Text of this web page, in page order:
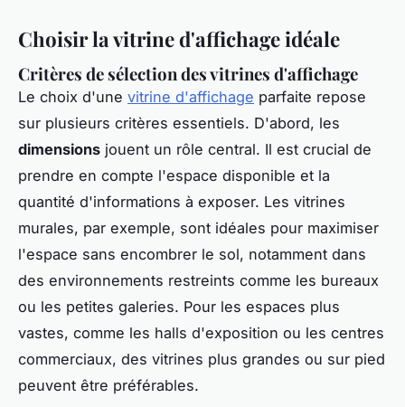
Choisir la vitrine d'affichage idéale
Critères de sélection des vitrines d'affichage
Le choix d'une vitrine d'affichage parfaite repose
sur plusieurs critères essentiels. D'abord, les
dimensions jouent un rôle central. Il est crucial de
prendre en compte l'espace disponible et la
quantité d'informations à exposer. Les vitrines
murales, par exemple, sont idéales pour maximiser
l'espace sans encombrer le sol, notamment dans
des environnements restreints comme les bureaux
ou les petites galeries. Pour les espaces plus
vastes, comme les halls d'exposition ou les centres
commerciaux, des vitrines plus grandes ou sur pied
peuvent être préférables.